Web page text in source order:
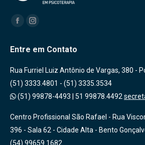
Encontre-nos em:
FacebookInstagram
Entre em Contato
Rua Furriel Luiz Antônio de Vargas, 380 -
(51) 3333.4801 - (51) 3335.3534
(51) 99878-4493
51 99878.4492
Centro Profissional São Rafael - Rua
396 - Sala 62 - Cidade Alta - Bento
(54) 99659.1682